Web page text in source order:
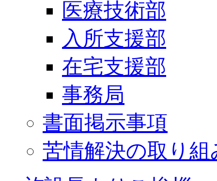
医療技術部
入所支援部
在宅支援部
事務局
書面掲示事項
苦情解決の取り組